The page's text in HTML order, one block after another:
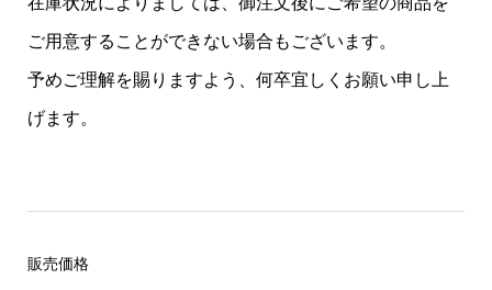
ご用意することができない場合もございます。
予めご理解を賜りますよう、何卒宜しくお願い申し上
げます。
販売価格